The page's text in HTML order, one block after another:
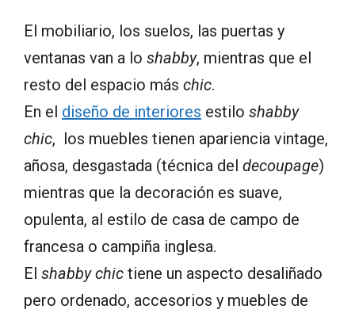
El mobiliario, los suelos, las puertas y
ventanas van a lo shabby, mientras que el
resto del espacio más chic.
En el diseño de interiores estilo shabby
chic, los muebles tienen apariencia vintage,
añosa, desgastada (técnica del decoupage)
mientras que la decoración es suave,
opulenta, al estilo de casa de campo de
francesa o campiña inglesa.
El shabby chic tiene un aspecto desaliñado
pero ordenado, accesorios y muebles de